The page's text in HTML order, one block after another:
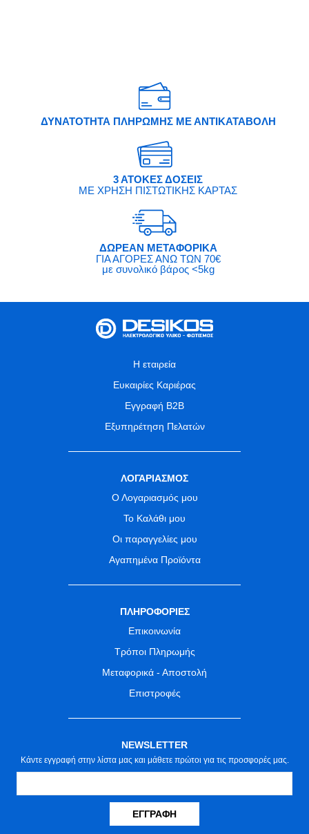
ΔΥΝΑΤΟΤΗΤΑ ΠΛΗΡΩΜΗΣ ΜΕ ΑΝΤΙΚΑΤΑΒΟΛΗ
3 ΑΤΟΚΕΣ ΔΟΣΕΙΣ
ΜΕ ΧΡΗΣΗ ΠΙΣΤΩΤΙΚΗΣ ΚΑΡΤΑΣ
ΔΩΡΕΑΝ ΜΕΤΑΦΟΡΙΚΑ
ΓΙΑ ΑΓΟΡΕΣ ΑΝΩ ΤΩΝ 70€
με συνολικό βάρος <5kg
Η εταιρεία
Ευκαιρίες Καριέρας
Εγγραφή B2B
Εξυπηρέτηση Πελατών
ΛΟΓΑΡΙΑΣΜΟΣ
Ο Λογαριασμός μου
Το Καλάθι μου
Οι παραγγελίες μου
Αγαπημένα Προϊόντα
ΠΛΗΡΟΦΟΡΙΕΣ
Επικοινωνία
Τρόποι Πληρωμής
Μεταφορικά - Αποστολή
Επιστροφές
NEWSLETTER
Κάντε εγγραφή στην λίστα μας και μάθετε πρώτοι για τις προσφορές μας.
ΕΓΓΡΑΦΉ